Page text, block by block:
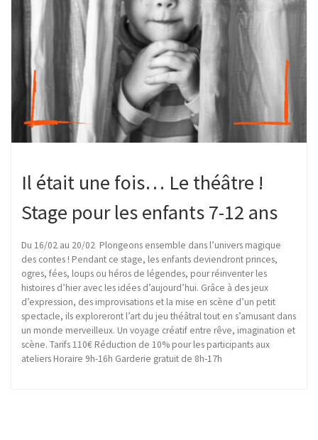
Il était une fois… Le théâtre !
Stage pour les enfants 7-12 ans
Du 16/02 au 20/02 Plongeons ensemble dans l’univers magique
des contes ! Pendant ce stage, les enfants deviendront princes,
ogres, fées, loups ou héros de légendes, pour réinventer les
histoires d’hier avec les idées d’aujourd’hui. Grâce à des jeux
d’expression, des improvisations et la mise en scène d’un petit
spectacle, ils exploreront l’art du jeu théâtral tout en s’amusant dans
un monde merveilleux. Un voyage créatif entre rêve, imagination et
scène. Tarifs 110€ Réduction de 10% pour les participants aux
ateliers Horaire 9h-16h Garderie gratuit de 8h-17h